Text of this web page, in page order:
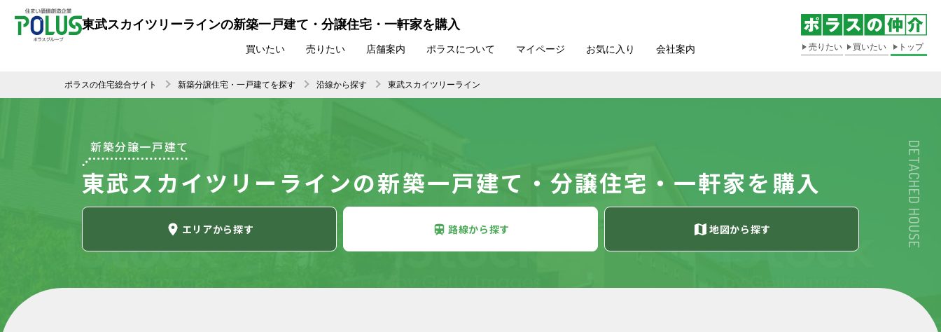
東武スカイツリーラインの新築一戸建て・分譲住宅・一軒家を購入
買いたい 売りたい 店舗案内 ポラスについて マイページ お気に入り 会社案内 売りたい 買いたい トップ
ポラスの住宅総合サイト 新築分譲住宅・一戸建てを探す 沿線から探す 東武スカイツリーライン
DETACHED HOUSE
新築分譲一戸建て
東武スカイツリーラインの新築一戸建て・分譲住宅・一軒家を購入
エリアから探す 路線から探す 地図から探す